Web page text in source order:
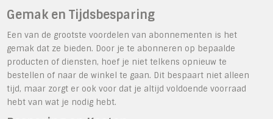
Gemak en Tijdsbesparing
Een van de grootste voordelen van abonnementen is het
gemak dat ze bieden. Door je te abonneren op bepaalde
producten of diensten, hoef je niet telkens opnieuw te
bestellen of naar de winkel te gaan. Dit bespaart niet alleen
tijd, maar zorgt er ook voor dat je altijd voldoende voorraad
hebt van wat je nodig hebt.